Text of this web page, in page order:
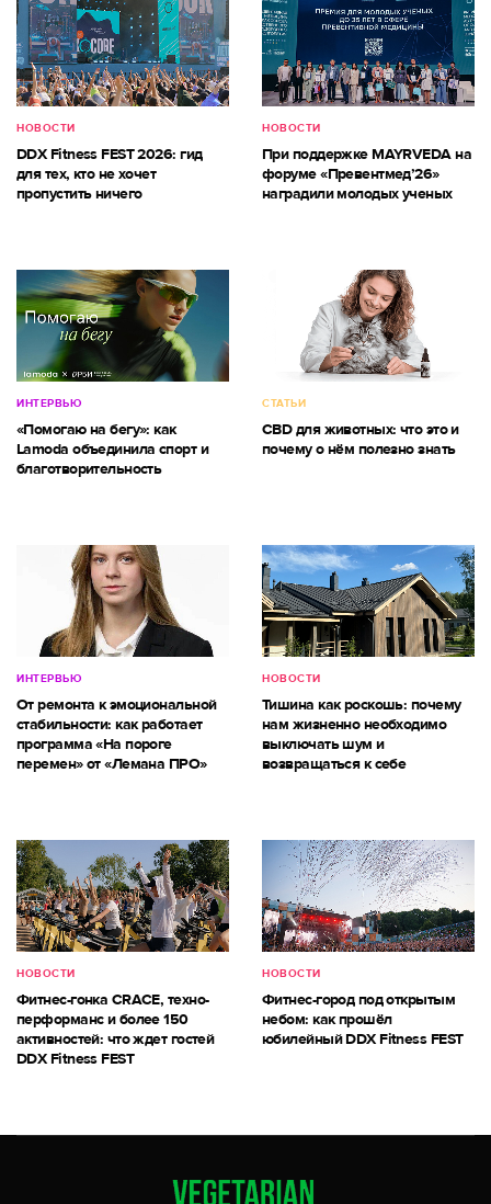
НОВОСТИ
DDX Fitness FEST 2026: гид
для тех, кто не хочет
пропустить ничего
НОВОСТИ
При поддержке MAYRVEDA на
форуме «Превентмед’26»
наградили молодых ученых
ИНТЕРВЬЮ
«Помогаю на бегу»: как
Lamoda объединила спорт и
благотворительность
СТАТЬИ
CBD для животных: что это и
почему о нём полезно знать
ИНТЕРВЬЮ
От ремонта к эмоциональной
стабильности: как работает
программа «На пороге
перемен» от «Лемана ПРО»
НОВОСТИ
Тишина как роскошь: почему
нам жизненно необходимо
выключать шум и
возвращаться к себе
НОВОСТИ
Фитнес-гонка CRACE, техно-
перформанс и более 150
активностей: что ждет гостей
DDX Fitness FEST
НОВОСТИ
Фитнес-город под открытым
небом: как прошёл
юбилейный DDX Fitness FEST